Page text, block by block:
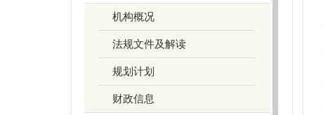
机构概况
法规文件及解读
规划计划
财政信息